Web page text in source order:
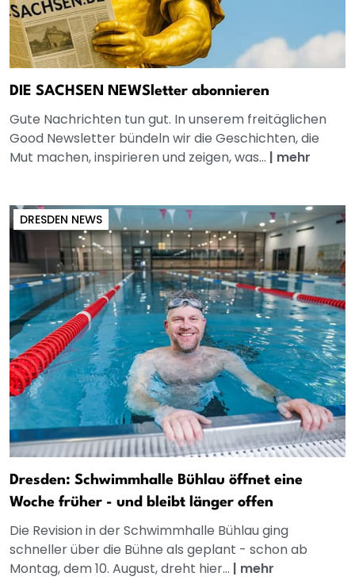
DIE SACHSEN NEWSletter abonnieren
Gute Nachrichten tun gut. In unserem freitäglichen
Good Newsletter bündeln wir die Geschichten, die
Mut machen, inspirieren und zeigen, was... | mehr
DRESDEN NEWS
Dresden: Schwimmhalle Bühlau öffnet eine
Woche früher - und bleibt länger offen
Die Revision in der Schwimmhalle Bühlau ging
schneller über die Bühne als geplant - schon ab
Montag, dem 10. August, dreht hier... | mehr